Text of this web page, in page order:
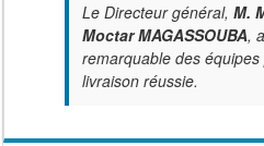
Le Directeur général, M.
Moctar MAGASSOUBA,
remarquable des
livraison réussie.